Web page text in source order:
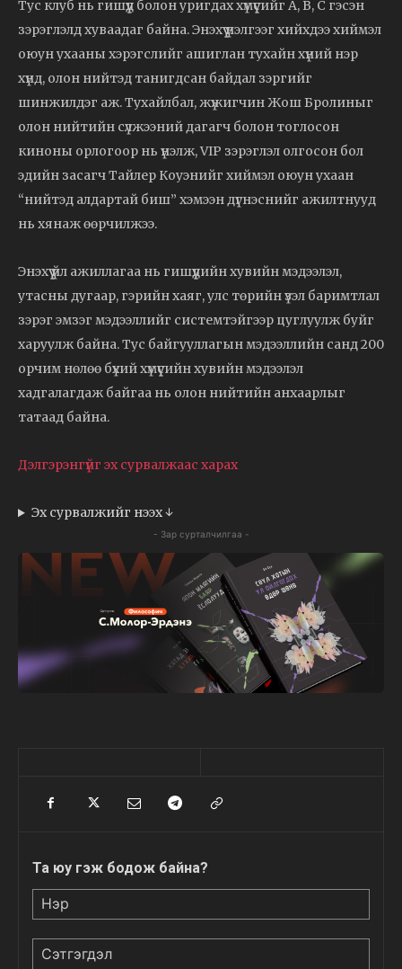
Тус клуб нь гишүүд болон уригдах хүмүүсийг A, B, C гэсэн
зэрэглэлд хуваадаг байна. Энэхүү үнэлгээг хийхдээ хиймэл
оюун ухааны хэрэгслийг ашиглан тухайн хүний нэр
хүнд, олон нийтэд танигдсан байдал зэргийг
шинжилдэг аж. Тухайлбал, жүжигчин Жош Бролиныг
олон нийтийн сүлжээний дагагч болон тоглосон
киноны орлогоор нь үнэлж, VIP зэрэглэл олгосон бол
эдийн засагч Тайлер Коуэнийг хиймэл оюун ухаан
“нийтэд алдартай биш” хэмээн дүгнэснийг ажилтнууд
нь хянаж өөрчилжээ.
Энэхүү үйл ажиллагаа нь гишүүдийн хувийн мэдээлэл,
утасны дугаар, гэрийн хаяг, улс төрийн үзэл баримтлал
зэрэг эмзэг мэдээллийг системтэйгээр цуглуулж буйг
харуулж байна. Тус байгууллагын мэдээллийн санд 200
орчим нөлөө бүхий хүмүүсийн хувийн мэдээлэл
хадгалагдаж байгаа нь олон нийтийн анхаарлыг
татаад байна.
Дэлгэрэнгүйг эх сурвалжаас харах
Эх сурвалжийг нээх ↓
- Зар сурталчилгаа -
Та юу гэж бодож байна?